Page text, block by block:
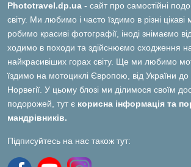
Phototravel.dp.ua - сайт про самостійні
світу. Ми любимо і часто їздимо в різні цікаві
робимо красиві фотографії, іноді знімаємо
ходимо в походи та здійснюємо сходження на
найкрасивіших горах світу. Ще ми любимо
їздимо на мотоциклі Європою, від України до
Норвегії. У цьому блозі ми ділимося своїм
подорожей, тут є корисна інформація та
мандрівників.
Підписуйтесь на нас також тут: